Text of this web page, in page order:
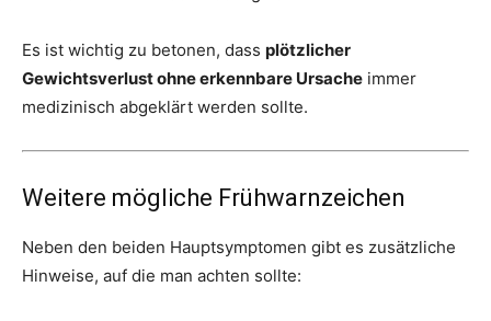
Es ist wichtig zu betonen, dass plötzlicher
Gewichtsverlust ohne erkennbare Ursache immer
medizinisch abgeklärt werden sollte.
Weitere mögliche Frühwarnzeichen
Neben den beiden Hauptsymptomen gibt es zusätzliche
Hinweise, auf die man achten sollte: